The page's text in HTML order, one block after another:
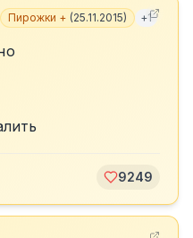
Пирожки + (25.11.2015) +1
9249